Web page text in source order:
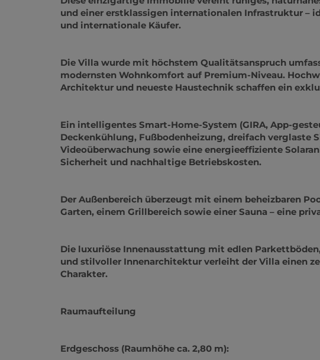
Diese einzigartige Immobilie vereint ruhiges,
Die Villa wurde mit höchstem Qualitätsanspruch
Ein intelligentes Smart-Home-System (GIRA, App-
Deckenkühlung, Fußbodenheizung, dreifach verglaste
Die luxuriöse Innenausstattung mit edlen